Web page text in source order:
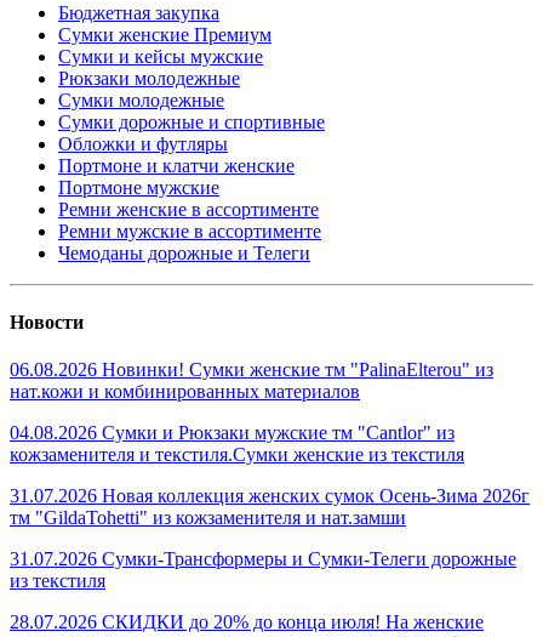
Бюджетная закупка
Сумки женские Премиум
Сумки и кейсы мужские
Рюкзаки молодежные
Сумки молодежные
Сумки дорожные и спортивные
Обложки и футляры
Портмоне и клатчи женские
Портмоне мужские
Ремни женские в ассортименте
Ремни мужские в ассортименте
Чемоданы дорожные и Телеги
Новости
06.08.2026 Новинки! Сумки женские тм "PalinaElterou" из
нат.кожи и комбинированных материалов
04.08.2026 Сумки и Рюкзаки мужские тм "Cantlor" из
кожзаменителя и текстиля.Сумки женские из текстиля
31.07.2026 Новая коллекция женских сумок Осень-Зима 2026г
тм "GildaTohetti" из кожзаменителя и нат.замши
31.07.2026 Сумки-Трансформеры и Сумки-Телеги дорожные
из текстиля
28.07.2026 СКИДКИ до 20% до конца июля! На женские